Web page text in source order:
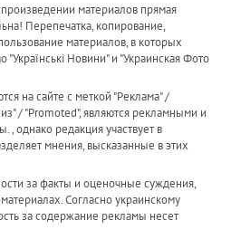
материалов прямая
Перепечатка, копирование,
материалов, в которых
"Українськi Новини" и "Украинская Фото
на сайте с меткой "Реклама" /
/ "Promoted", являются рекламными и
, однако редакция участвует в
мнения, высказанные в этих
за факты и оценочные суждения,
Согласно украинскому
за содержание рекламы несет